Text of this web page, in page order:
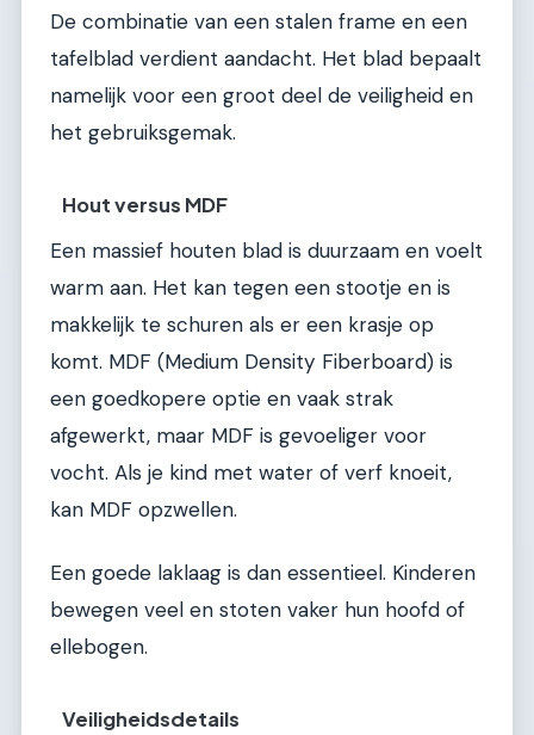
De combinatie van een stalen frame en een
tafelblad verdient aandacht. Het blad bepaalt
namelijk voor een groot deel de veiligheid en
het gebruiksgemak.
Hout versus MDF
Een massief houten blad is duurzaam en voelt
warm aan. Het kan tegen een stootje en is
makkelijk te schuren als er een krasje op
komt. MDF (Medium Density Fiberboard) is
een goedkopere optie en vaak strak
afgewerkt, maar MDF is gevoeliger voor
vocht. Als je kind met water of verf knoeit,
kan MDF opzwellen.
Een goede laklaag is dan essentieel. Kinderen
bewegen veel en stoten vaker hun hoofd of
ellebogen.
Veiligheidsdetails